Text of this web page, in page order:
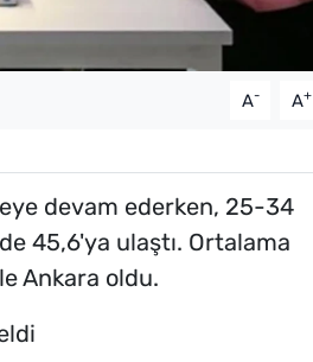
A- A+
devam ederken, 25-34
45,6'ya ulaştı. Ortalama
Ankara oldu.